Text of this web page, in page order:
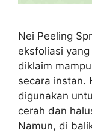
Nei Peeling
eksfoliasi
diklaim
secara instan.
digunakan
cerah dan
Namun, di